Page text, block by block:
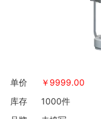
单价 ￥ 9999.00
库存
1000件